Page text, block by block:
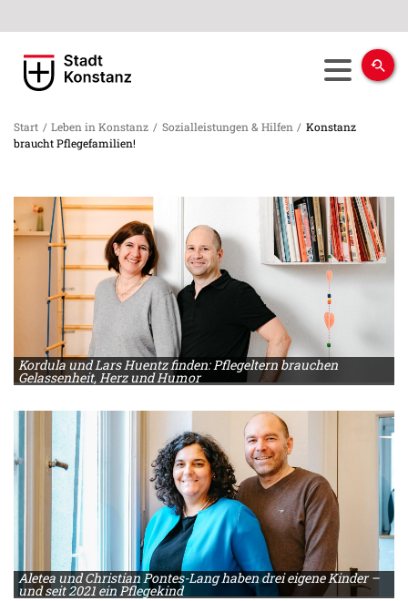
Start / Leben in Konstanz / Sozialleistungen & Hilfen / Konstanz
braucht Pflegefamilien!
Kordula und Lars Huentz finden: Pflegeltern brauchen
Gelassenheit, Herz und Humor
Aletea und Christian Pontes-Lang haben drei eigene Kinder –
und seit 2021 ein Pflegekind